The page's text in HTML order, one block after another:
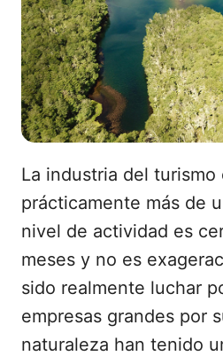
La industria del turismo
prácticamente más de
nivel de actividad es
meses y no es
sido realmente luchar
empresas grandes por
naturaleza han tenido